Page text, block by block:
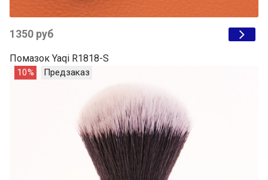
1350 руб
Помазок Yaqi R1818-S
10% Предзаказ